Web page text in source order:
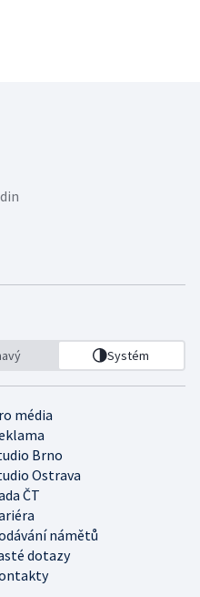
Systém
média
Brno
Ostrava
ČT
námětů
dotazy